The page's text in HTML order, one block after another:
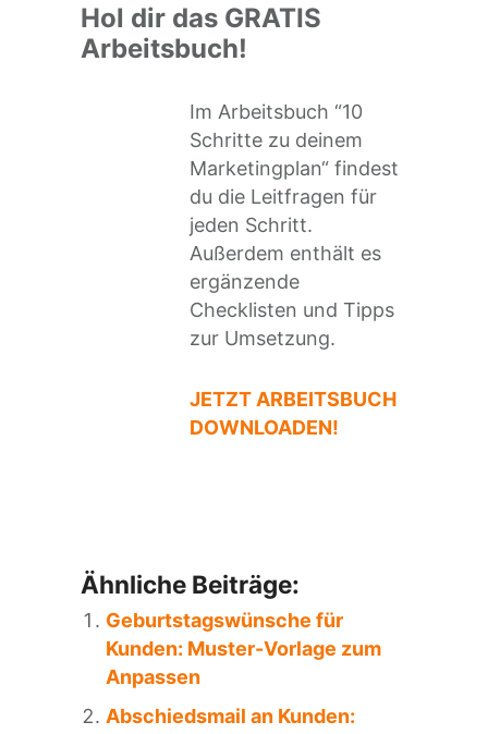
Hol dir das GRATIS
Arbeitsbuch!
Im Arbeitsbuch “10
Schritte zu deinem
Marketingplan“ findest
du die Leitfragen für
jeden Schritt.
Außerdem enthält es
ergänzende
Checklisten und Tipps
zur Umsetzung.
JETZT ARBEITSBUCH
DOWNLOADEN!
Ähnliche Beiträge:
Geburtstagswünsche für
Kunden: Muster-Vorlage zum
Anpassen
Abschiedsmail an Kunden: